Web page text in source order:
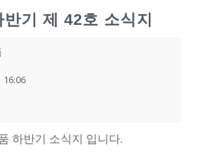
기 제 42호 소식지
16:06
하반기 소식지 입니다.